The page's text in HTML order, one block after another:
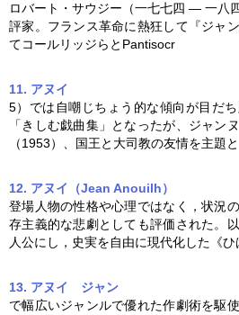
ロバート・サウジー（一七七四 ― 一八
評家。フランス革命に熱狂して『ジャ
てコールリッジらとPantisocr
11. アヌイ
5）では自嘲じちょう的な傾向が目だち
「きしむ戯曲集」となったが、 ジャン
（1953）、国王と大司教の友情を主題と
12. アヌイ（Jean Anouilh）
登場人物の性格や心理ではなく，状況
存主義的な悲劇としても評価された。以
人公にし，史実を自由に現代化した《ひ
13. アヌイ ジャン
で幅広いジャンルで優れた作劇術を駆